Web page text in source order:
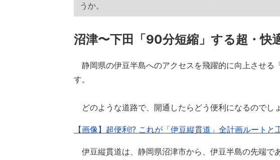
うか。
沼津〜下田「90分短縮」する超・快
静岡県の伊豆半島へのアクセスを飛躍的に向上させる
す。
どのような道路で、開通したらどう便利になるのでしょ
【画像】超便利!? これが「伊豆縦貫道」全計画ルートと
伊豆縦貫道は、静岡県沼津市から、伊豆半島の先端で